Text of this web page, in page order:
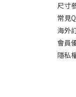
尺寸
常見
海外
會員
隱私